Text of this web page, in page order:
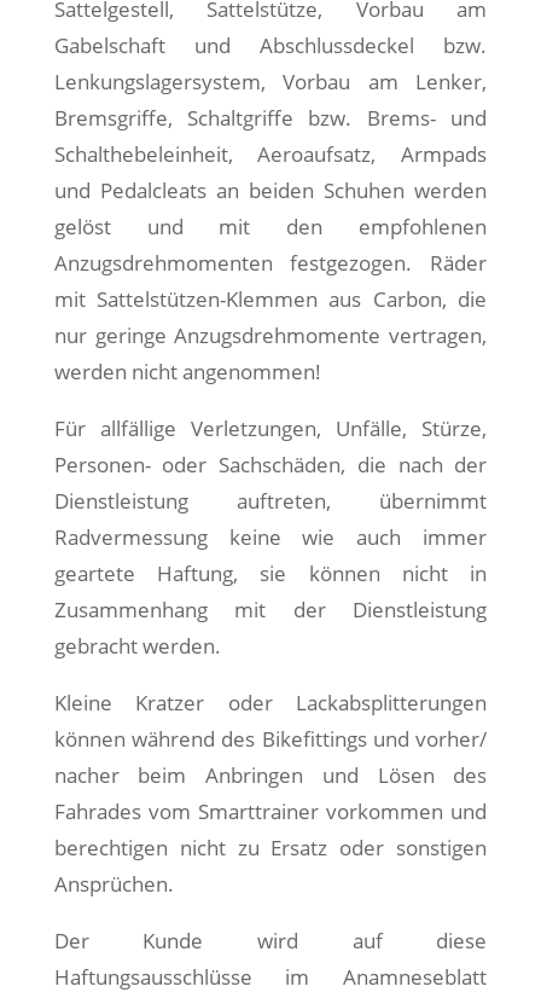
Sattelgestell, Sattelstütze, Vorbau am
Gabelschaft und Abschlussdeckel bzw.
Lenkungslagersystem, Vorbau am Lenker,
Bremsgriffe, Schaltgriffe bzw. Brems- und
Schalthebeleinheit, Aeroaufsatz, Armpads
und Pedalcleats an beiden Schuhen werden
gelöst und mit den empfohlenen
Anzugsdrehmomenten festgezogen. Räder
mit Sattelstützen-Klemmen aus Carbon, die
nur geringe Anzugsdrehmomente vertragen,
werden nicht angenommen!
Für allfällige Verletzungen, Unfälle, Stürze,
Personen- oder Sachschäden, die nach der
Dienstleistung auftreten, übernimmt
Radvermessung keine wie auch immer
geartete Haftung, sie können nicht in
Zusammenhang mit der Dienstleistung
gebracht werden.
Kleine Kratzer oder Lackabsplitterungen
können während des Bikefittings und vorher/
nacher beim Anbringen und Lösen des
Fahrades vom Smarttrainer vorkommen und
berechtigen nicht zu Ersatz oder sonstigen
Ansprüchen.
Der Kunde wird auf diese
Haftungsausschlüsse im Anamneseblatt